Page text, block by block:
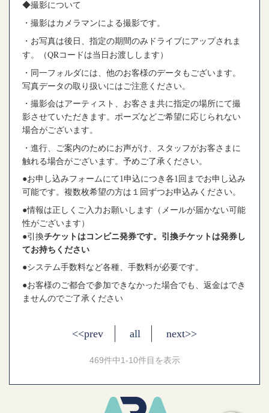
◆撮影について
・撮影はカメラマンによる撮影です。
・お写真は後日、指定の期間のみドライブにアップされま
す。
（QRコードは当日お渡しします）
・同一フォルダには、他のお客様のデータもございます。
写真データの取り扱いにはご注意ください。
・撮影会はアーティスト、お客さま共に指定の場所にて撮
影させていただきます。ポーズなどご希望に応じられない
場合がございます。
・進行、ご案内のためにお声がけ、スタッフがお客さまに
触れる場合がございます。予めご了承ください。
●お申し込みフォームにて1申込につき各1回までお申し込み
可能です。複数枚希望の方は１回ずつお申込みください。
●情報は正しくご入力お願いします（メールが届かない可能
性がございます）
●引換チケットはコンビニ発券です。引換チケットは発券し
てお持ちください
●システム手数料など各種、手数料が必要です。
●お客様のご都合で参加できなかった場合でも、返金はでき
ませんのでご了承ください
<<prev all next>>
469件中1-10件目を表示